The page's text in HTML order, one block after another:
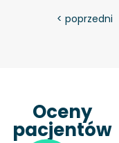
< poprzedni
Oceny
pacjentów